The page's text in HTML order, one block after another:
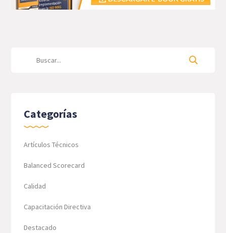
Categorías
Artículos Técnicos
Balanced Scorecard
Calidad
Capacitación Directiva
Destacado